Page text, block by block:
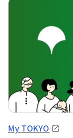
My TOKYO